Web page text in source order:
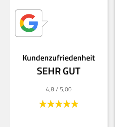
Kundenzufriedenheit
SEHR GUT
4,8/ 5,00